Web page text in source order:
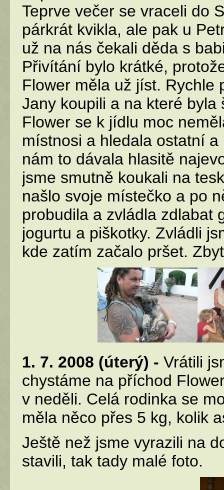
Teprve večer se vraceli do
párkrát kvikla, ale pak u
už na nás čekali děda s
Přivítání bylo krátké,
Flower měla už jíst. Rychle
Jany koupili a na které
Flower se k jídlu moc
místnosi a hledala ostatní
nám to dávala hlasitě
jsme smutně koukali na
našlo svoje místečko a po
probudila a zvládla zdlabat
jogurtu a piškotky. Zvládli
kde zatím začalo pršet.
1. 7. 2008 (úterý) - Vrátili
chystáme na příchod
v neděli. Celá rodinka se
měla něco přes 5 kg, kolik
Ještě než jsme vyrazili na
stavili, tak tady malé foto.